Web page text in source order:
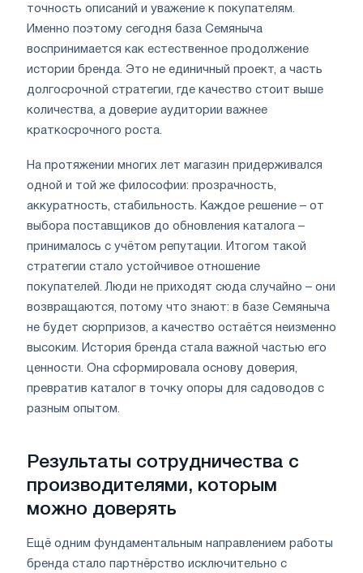
точность описаний и уважение к покупателям.
Именно поэтому сегодня база Семяныча
воспринимается как естественное продолжение
истории бренда. Это не единичный проект, а часть
долгосрочной стратегии, где качество стоит выше
количества, а доверие аудитории важнее
краткосрочного роста.
На протяжении многих лет магазин придерживался
одной и той же философии: прозрачность,
аккуратность, стабильность. Каждое решение – от
выбора поставщиков до обновления каталога –
принималось с учётом репутации. Итогом такой
стратегии стало устойчивое отношение
покупателей. Люди не приходят сюда случайно – они
возвращаются, потому что знают: в базе Семяныча
не будет сюрпризов, а качество остаётся неизменно
высоким. История бренда стала важной частью его
ценности. Она сформировала основу доверия,
превратив каталог в точку опоры для садоводов с
разным опытом.
Результаты сотрудничества с
производителями, которым
можно доверять
Ещё одним фундаментальным направлением работы
бренда стало партнёрство исключительно с